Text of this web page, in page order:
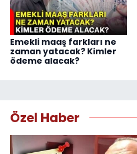
Emekli maaş farkları ne
zaman yatacak? Kimler
ödeme alacak?
Özel Haber